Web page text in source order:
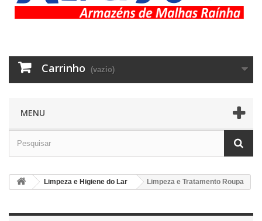
Carrinho (vazio)
MENU
Limpeza e Higiene do Lar Limpeza e Tratamento Roupa